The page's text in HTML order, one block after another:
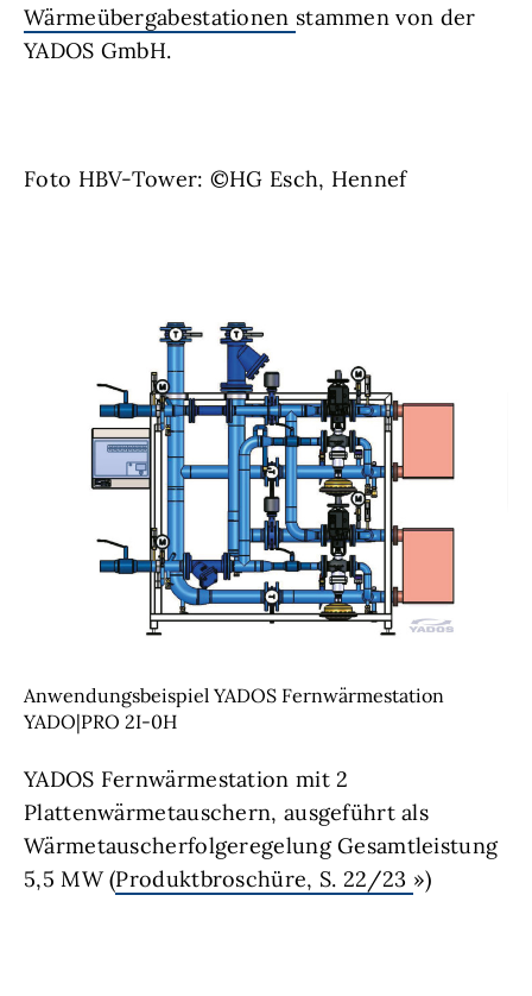
Wärmeübergabestationen stammen von der
YADOS GmbH.
Foto HBV-Tower: ©HG Esch, Hennef
Anwendungsbeispiel YADOS Fernwärmestation
YADO|PRO 2I-0H
YADOS Fernwärmestation mit 2
Plattenwärmetauschern, ausgeführt als
Wärmetauscherfolgeregelung Gesamtleistung
5,5 MW (Produktbroschüre, S. 22/23 »)